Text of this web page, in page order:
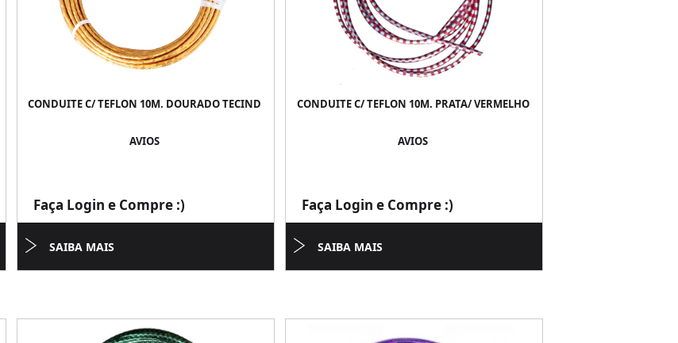
CONDUITE C/ TEFLON 10M. DOURADO TECIND
AVIOS
Faça Login e Compre :)
SAIBA MAIS
CONDUITE C/ TEFLON 10M. PRATA/ VERMELHO
AVIOS
Faça Login e Compre :)
SAIBA MAIS